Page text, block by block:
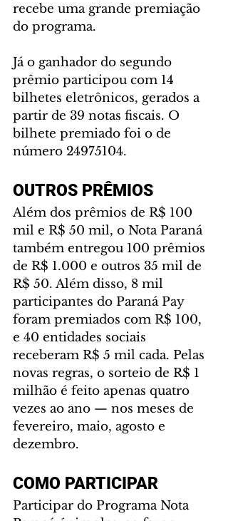
recebe uma grande premiação
do programa.
Já o ganhador do segundo
prêmio participou com 14
bilhetes eletrônicos, gerados a
partir de 39 notas fiscais. O
bilhete premiado foi o de
número 24975104.
OUTROS PRÊMIOS
Além dos prêmios de R$ 100
mil e R$ 50 mil, o Nota Paraná
também entregou 100 prêmios
de R$ 1.000 e outros 35 mil de
R$ 50. Além disso, 8 mil
participantes do Paraná Pay
foram premiados com R$ 100,
e 40 entidades sociais
receberam R$ 5 mil cada. Pelas
novas regras, o sorteio de R$ 1
milhão é feito apenas quatro
vezes ao ano — nos meses de
fevereiro, maio, agosto e
dezembro.
COMO PARTICIPAR
Participar do Programa Nota